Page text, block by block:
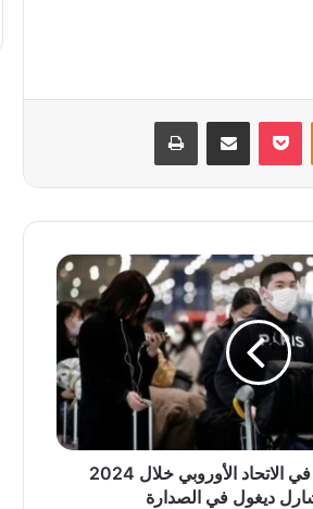
Odnoklassniki
‫Pocket مشاركة عبر البريد طباعة
1.1 مليار مسافر في الاتحاد الأوروبي خلال 2024
ديغول في الصدارة